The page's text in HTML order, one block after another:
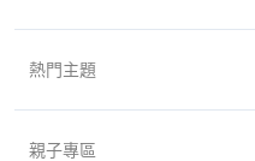
熱門主題
親子專區